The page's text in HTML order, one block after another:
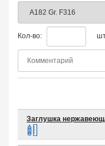
Кол-во:
Заглушка